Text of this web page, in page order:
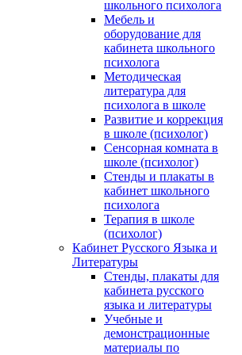
школьного психолога
Мебель и
оборудование для
кабинета школьного
психолога
Методическая
литература для
психолога в школе
Развитие и коррекция
в школе (психолог)
Сенсорная комната в
школе (психолог)
Стенды и плакаты в
кабинет школьного
психолога
Терапия в школе
(психолог)
Кабинет Русского Языка и
Литературы
Стенды, плакаты для
кабинета русского
языка и литературы
Учебные и
демонстрационные
материалы по